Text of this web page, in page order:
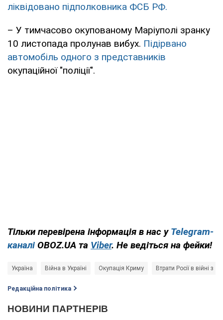
ліквідовано підполковника ФСБ РФ.
– У тимчасово окупованому Маріуполі зранку
10 листопада пролунав вибух. Підірвано
автомобіль одного з представників
окупаційної "поліції".
Тільки перевірена інформація в нас у Telegram-
каналі OBOZ.UA та Viber. Не ведіться на фейки!
Україна Війна в Україні Окупація Криму Втрати Росії в війні з
Редакційна політика